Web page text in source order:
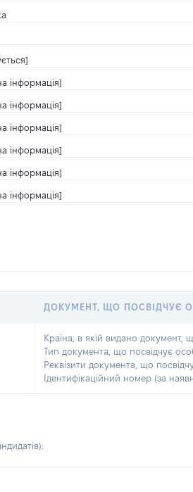
інформація]
інформація]
інформація]
інформація]
інформація]
інформація]
ДОКУМЕНТ, ЩО ПОСВІДЧУЄ
Країна, в якій видано документ,
Тип документа, що посвідчує
Реквізити документа, що
Ідентифікаційний номер (за
: